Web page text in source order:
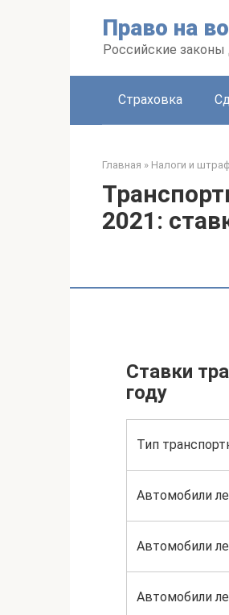
Право на
Российские
Страховка
Главная » Налоги и
2021:
Ставки
году
Тип
Автомобили
Автомобили
Автомобили